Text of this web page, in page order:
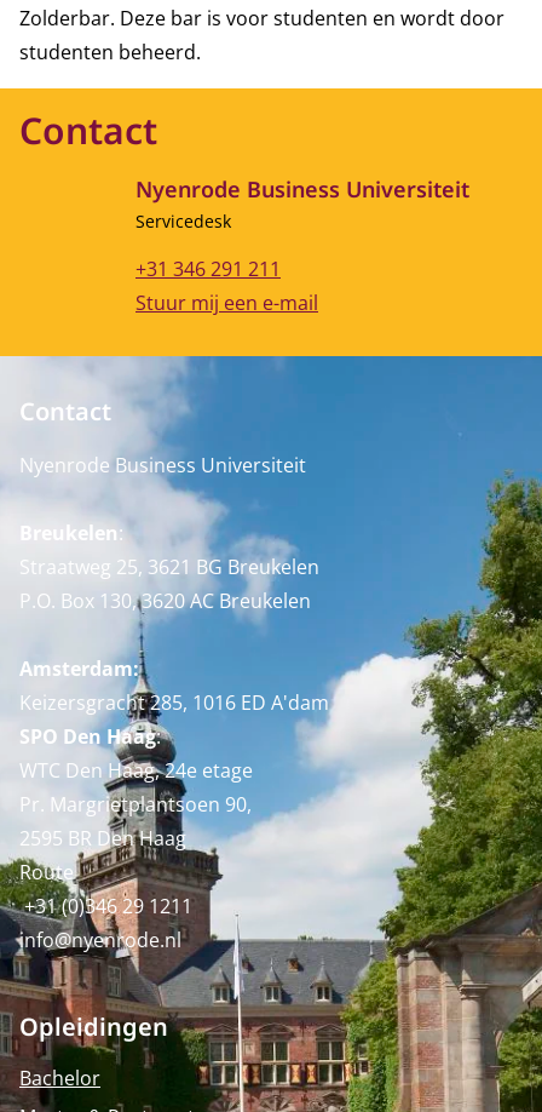
Zolderbar. Deze bar is voor studenten en wordt door
studenten beheerd.
Contact
Nyenrode Business Universiteit
Functietitel
Servicedesk
Telefoonnummer
+31 346 291 211
E-mailadres
Stuur mij een e-mail
Contact
Nyenrode Business Universiteit
Breukelen:
Straatweg 25, 3621 BG Breukelen
P.O. Box 130, 3620 AC Breukelen
Amsterdam:
Keizersgracht 285, 1016 ED A'dam
SPO Den Haag:
WTC Den Haag, 24e etage
Pr. Margrietplantsoen 90,
2595 BR Den Haag
Route
+31 (0)346 29 1211
info@nyenrode.nl
Opleidingen
Bachelor